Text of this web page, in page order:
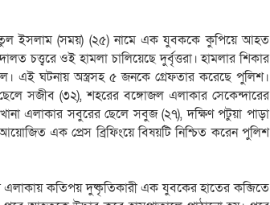
ইসলাম (সময়) (২৫) নামে এক যুবককে কুপিয়ে আহত
চত্ত্বরে ওই হামলা চালিয়েছে দুর্বৃত্তরা। হামলার শিকার
এই ঘটনায় অস্ত্রসহ ৫ জনকে গ্রেফতার করেছে পুলিশ।
সজীব (৩২), শহরের বঙ্গোজল এলাকার সেকেন্দারের
এলাকার সবুরের ছেলে সবুজ (২৭), দক্ষিণ পটুয়া পাড়া
এক প্রেস ব্রিফিংয়ে বিষয়টি নিশ্চিত করেন পুলিশ
এলাকায় কতিপয় দুষ্কৃতিকারী এক যুবকের হাতের কব্জিতে